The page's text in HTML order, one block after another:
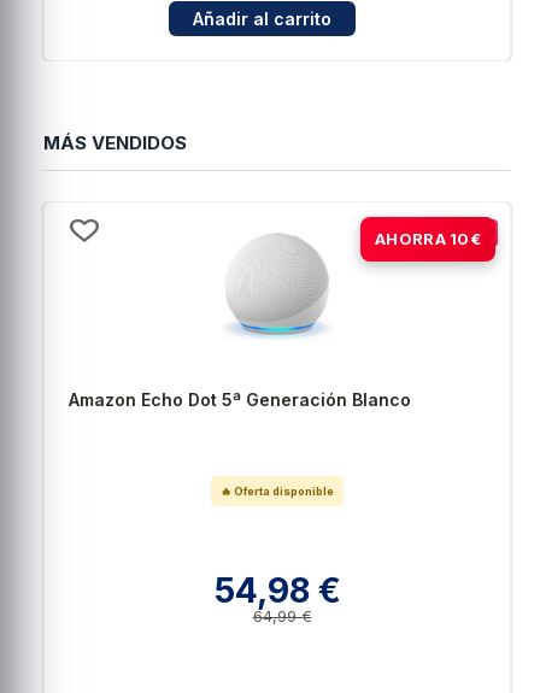
Cantidad para Blade PS5 Naruto Silicon
Añadir al carrito
MÁS VENDIDOS
AHORRA 10€
-15%
Amazon Echo Dot 5ª Generación Blanco
🔥 Oferta disponible
54,98 €
64,99 €